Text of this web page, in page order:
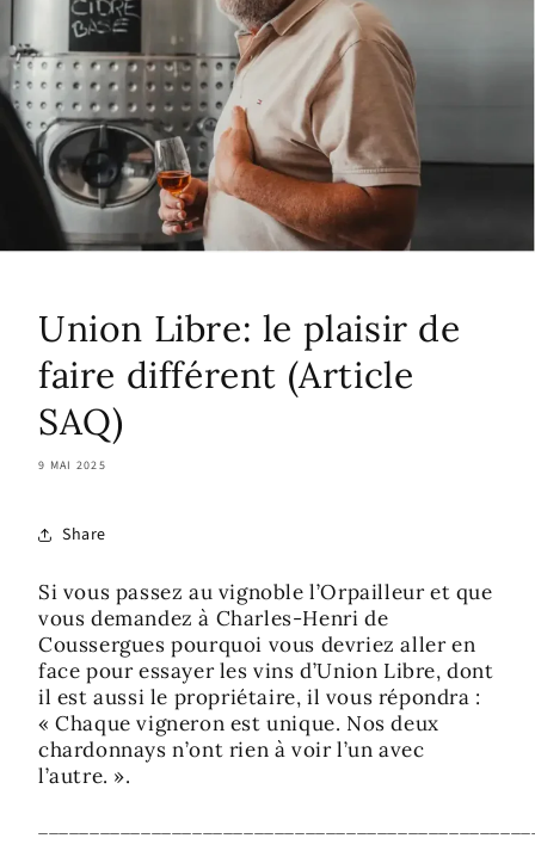
Union Libre: le plaisir de
faire différent (Article
SAQ)
9 MAI 2025
Share
Si vous passez au vignoble l’Orpailleur et que
vous demandez à Charles-Henri de
Coussergues pourquoi vous devriez aller en
face pour essayer les vins d’Union Libre, dont
il est aussi le propriétaire, il vous répondra :
« Chaque vigneron est unique. Nos deux
chardonnays n’ont rien à voir l’un avec
l’autre. ».